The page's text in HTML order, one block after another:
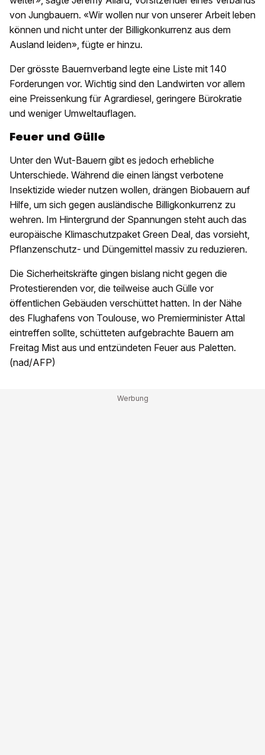
von Jungbauern. «Wir wollen nur von unserer Arbeit leben
können und nicht unter der Billigkonkurrenz aus dem
Ausland leiden», fügte er hinzu.
Der grösste Bauernverband legte eine Liste mit 140
Forderungen vor. Wichtig sind den Landwirten vor allem
eine Preissenkung für Agrardiesel, geringere Bürokratie
und weniger Umweltauflagen.
Feuer und Gülle
Unter den Wut-Bauern gibt es jedoch erhebliche
Unterschiede. Während die einen längst verbotene
Insektizide wieder nutzen wollen, drängen Biobauern auf
Hilfe, um sich gegen ausländische Billigkonkurrenz zu
wehren. Im Hintergrund der Spannungen steht auch das
europäische Klimaschutzpaket Green Deal, das vorsieht,
Pflanzenschutz- und Düngemittel massiv zu reduzieren.
Die Sicherheitskräfte gingen bislang nicht gegen die
Protestierenden vor, die teilweise auch Gülle vor
öffentlichen Gebäuden verschüttet hatten. In der Nähe
des Flughafens von Toulouse, wo Premierminister Attal
eintreffen sollte, schütteten aufgebrachte Bauern am
Freitag Mist aus und entzündeten Feuer aus Paletten.
(nad/AFP)